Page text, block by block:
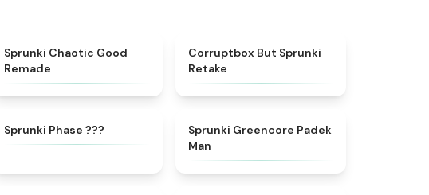
★
Sprunki Chaotic Good
Remade
★ 4.5
Corruptbox But Sprunki
Retake
Sprunki Phase ??? ★5
Sprunki Greencore Padek
Man